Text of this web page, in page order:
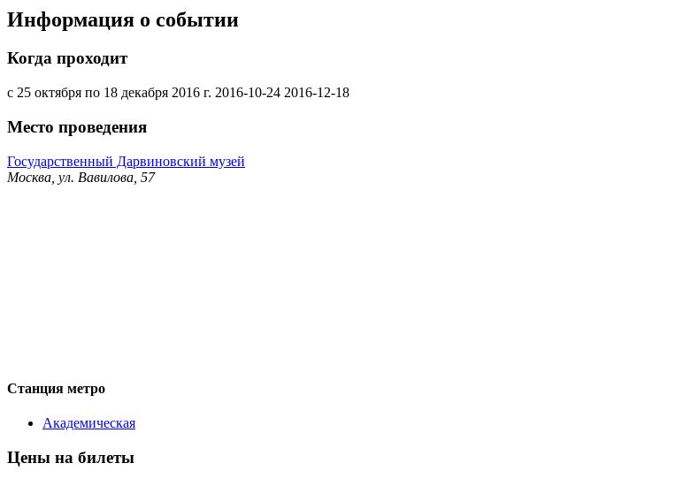
Информация о событии
Когда проходит
с 25 октября по 18 декабря 2016 г. 2016-10-24 2016-12-18
Место проведения
Государственный Дарвиновский музей
Москва, ул. Вавилова, 57
Станция метро
Академическая
Цены на билеты